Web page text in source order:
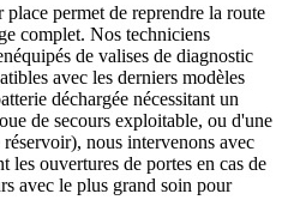
permet de reprendre la route
complet. Nos techniciens
équipés de valises de diagnostic
avec les derniers modèles
déchargée nécessitant un
de secours exploitable, ou d'une
nous intervenons avec
les ouvertures de portes en cas de
avec le plus grand soin pour